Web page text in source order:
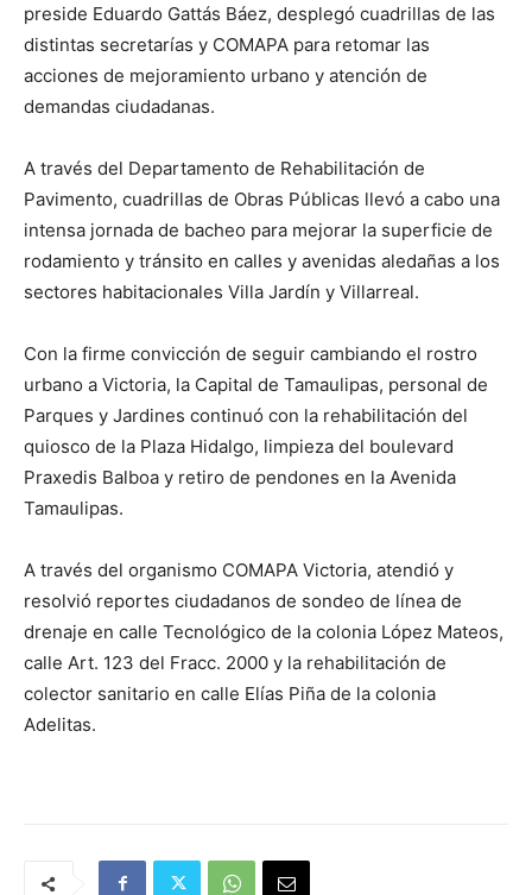
preside Eduardo Gattás Báez, desplegó cuadrillas de las
distintas secretarías y COMAPA para retomar las
acciones de mejoramiento urbano y atención de
demandas ciudadanas.
A través del Departamento de Rehabilitación de
Pavimento, cuadrillas de Obras Públicas llevó a cabo una
intensa jornada de bacheo para mejorar la superficie de
rodamiento y tránsito en calles y avenidas aledañas a los
sectores habitacionales Villa Jardín y Villarreal.
Con la firme convicción de seguir cambiando el rostro
urbano a Victoria, la Capital de Tamaulipas, personal de
Parques y Jardines continuó con la rehabilitación del
quiosco de la Plaza Hidalgo, limpieza del boulevard
Praxedis Balboa y retiro de pendones en la Avenida
Tamaulipas.
A través del organismo COMAPA Victoria, atendió y
resolvió reportes ciudadanos de sondeo de línea de
drenaje en calle Tecnológico de la colonia López Mateos,
calle Art. 123 del Fracc. 2000 y la rehabilitación de
colector sanitario en calle Elías Piña de la colonia
Adelitas.